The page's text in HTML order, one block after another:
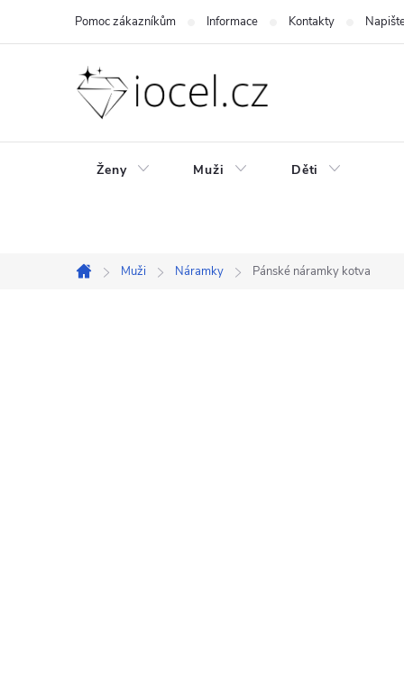
Pomoc zákazníkům Informace Kontakty
Ženy Muži Děti
Domů
Muži Náramky Pánské náramky kotva